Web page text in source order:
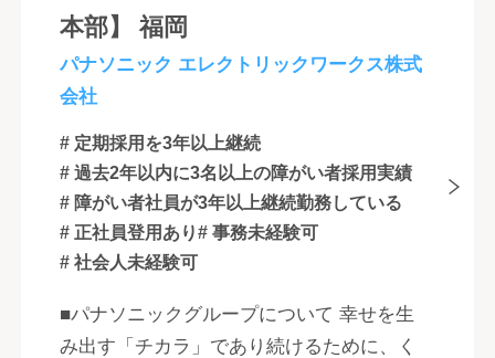
本部】 福岡
パナソニック エレクトリックワークス株式
会社
# 定期採用を3年以上継続
# 過去2年以内に3名以上の障がい者採用実績
# 障がい者社員が3年以上継続勤務している
# 正社員登用あり# 事務未経験可
# 社会人未経験可
■パナソニックグループについて 幸せを生
み出す「チカラ」であり続けるために、く